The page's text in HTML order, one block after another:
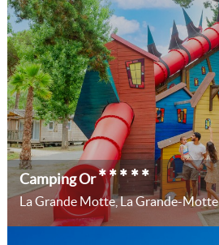
Camping Or*****
La Grande Motte, La Grande-Motte